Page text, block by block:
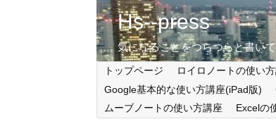
Hs--press
気になることをつらつらと書い
トップページ ロイロノートの使い
Google基本的な使い方講座(iPad版)
ムーブノートの使い方講座
Excelの